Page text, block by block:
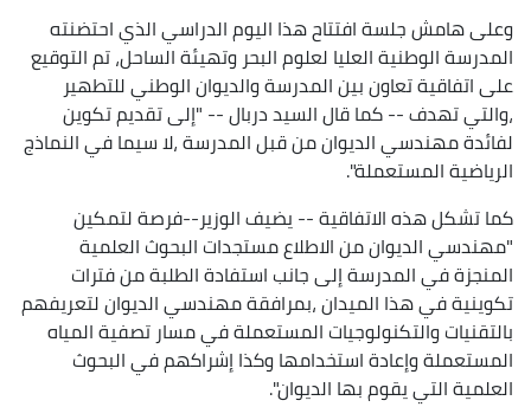
وعلى هامش جلسة افتتاح هذا اليوم الدراسي الذي احتضنته
المدرسة الوطنية العليا لعلوم البحر وتهيئة الساحل، تم التوقيع
على اتفاقية تعاون بين المدرسة والديوان الوطني للتطهير
،والتي تهدف -- كما قال السيد دربال -- "إلى تقديم تكوين
لفائدة مهندسي الديوان من قبل المدرسة ،لا سيما في النماذج
الرياضية المستعملة".
كما تشكل هذه الاتفاقية -- يضيف الوزير--فرصة لتمكين
"مهندسي الديوان من الاطلاع مستجدات البحوث العلمية
المنجزة في المدرسة إلى جانب استفادة الطلبة من فترات
تكوينية في هذا الميدان ،بمرافقة مهندسي الديوان لتعريفهم
بالتقنيات والتكنولوجيات المستعملة في مسار تصفية المياه
المستعملة وإعادة استخدامها وكذا إشراكهم في البحوث
العلمية التي يقوم بها الديوان".